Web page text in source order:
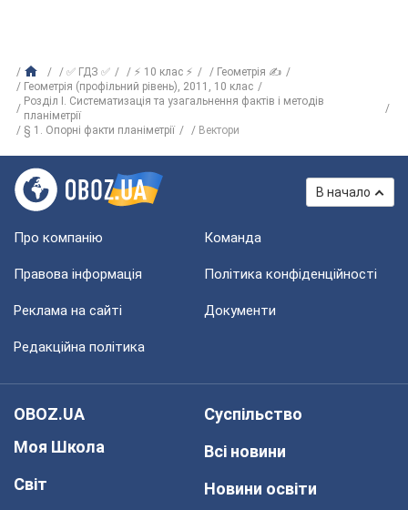
✅ ГДЗ ✅ ⚡ 10 клас ⚡
Геометрія ✍
Геометрія (профільний рівень), 2011, 10 клас
Розділ I. Систематизація та узагальнення фактів і методів
планіметрії
§ 1. Опорні факти планіметрії
Вектори
В начало
Про компанію Команда
Правова інформація Політика конфіденційності
Реклама на сайті Документи
Редакційна політика
OBOZ.UA
Моя Школа
Світ
Суспільство
Всі новини
Новини освіти